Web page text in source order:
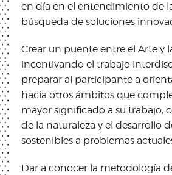
en día en el entendimiento de
búsqueda de soluciones
Crear un puente entre el Arte y
incentivando el trabajo
preparar al participante a
hacia otros ámbitos que
mayor significado a su trabajo,
de la naturaleza y el desarrollo
sostenibles a problemas
Dar a conocer la metodología